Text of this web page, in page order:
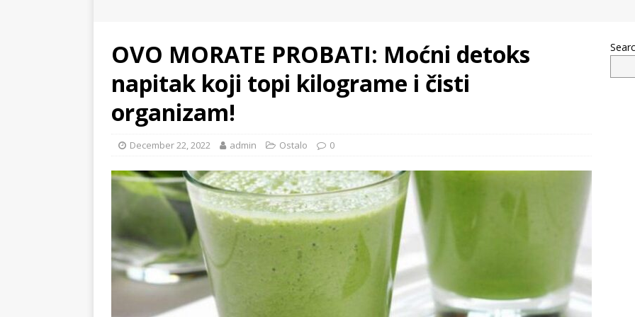
OVO MORATE PROBATI: Moćni detoks
napitak koji topi kilograme i čisti
organizam!
December 22, 2022 admin Ostalo 0